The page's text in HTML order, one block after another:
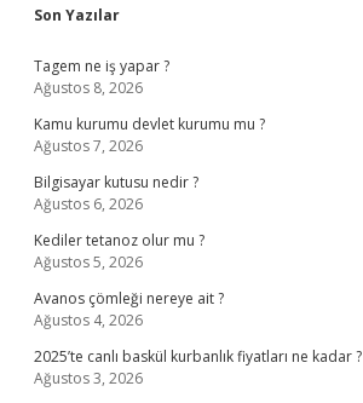
Sidebar
Son Yazılar
Tagem ne iş yapar ?
Ağustos 8, 2026
Kamu kurumu devlet kurumu mu ?
Ağustos 7, 2026
Bilgisayar kutusu nedir ?
Ağustos 6, 2026
Kediler tetanoz olur mu ?
Ağustos 5, 2026
Avanos çömleği nereye ait ?
Ağustos 4, 2026
2025’te canlı baskül kurbanlık fiyatları ne kadar ?
Ağustos 3, 2026